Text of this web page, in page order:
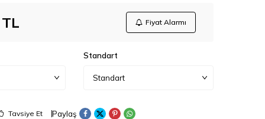
Fiyat Alarmı
Standart
Tavsiye Et Paylaş